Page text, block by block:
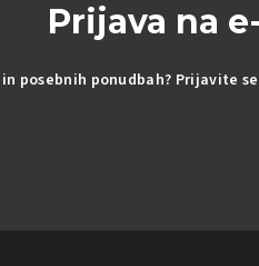
Prijava na
posebnih ponudbah? Prijavite